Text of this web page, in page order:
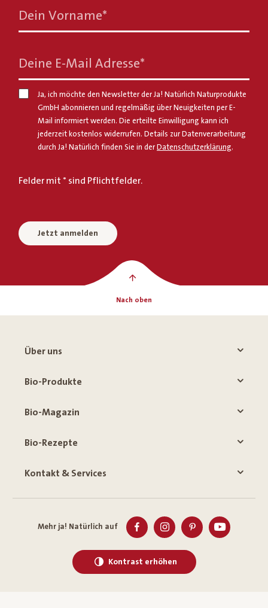
Dein Vorname*
Deine E-Mail Adresse*
Ja, ich möchte den Newsletter der Ja! Natürlich Naturprodukte
GmbH abonnieren und regelmäßig über Neuigkeiten per E-
Mail informiert werden. Die erteilte Einwilligung kann ich
jederzeit kostenlos widerrufen. Details zur Datenverarbeitung
durch Ja! Natürlich finden Sie in derDatenschutzerklärung.
Felder mit * sind Pflichtfelder.
Jetzt anmelden
Nach oben
Über uns
Bio-Produkte
Bio-Magazin
Bio-Rezepte
Kontakt & Services
Mehr ja! Natürlich auf
Kontrast erhöhen